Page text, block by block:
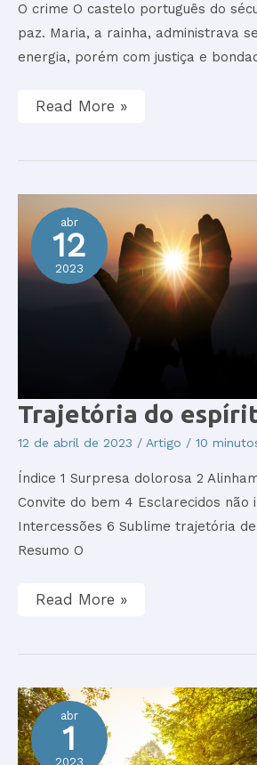
O crime O castelo português do
paz. Maria, a rainha, administrava
energia, porém com justiça e
Read More »
abr
12
2023
Trajetória do
12 de abril de 2023 / Artigo / 10
Índice 1 Surpresa dolorosa 2
Convite do bem 4 Esclarecidos não
Intercessões 6 Sublime trajetória
Resumo O
Trajetória
do
espírito
Read More »
abr
1
2023